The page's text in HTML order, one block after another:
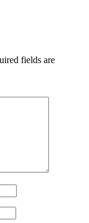
fields are